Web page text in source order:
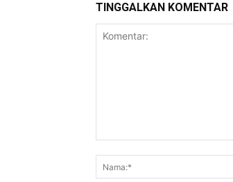
TINGGALKAN KOMENTAR